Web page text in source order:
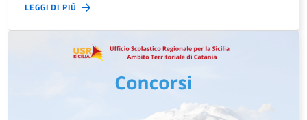
LEGGI DI PIÙ